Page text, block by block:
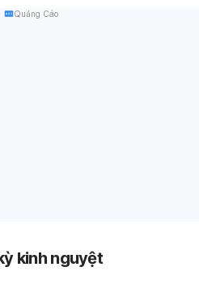
Quảng Cáo
kinh nguyệt